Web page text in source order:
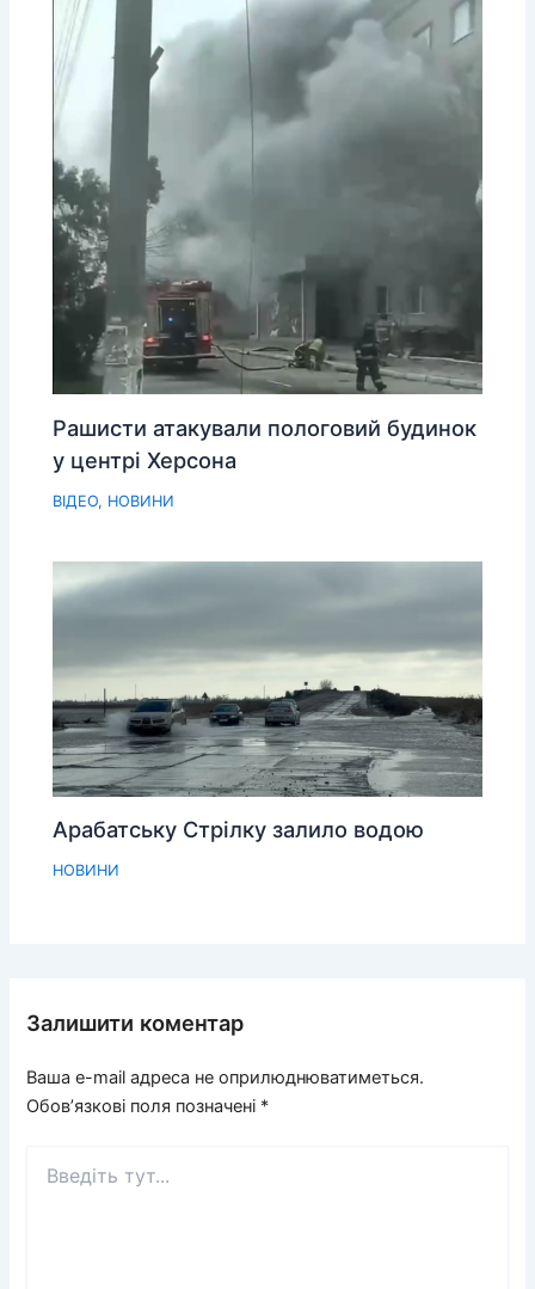
Рашисти атакували пологовий будинок
у центрі Херсона
ВІДЕО, НОВИНИ
Арабатську Стрілку залило водою
НОВИНИ
Залишити коментар
Ваша e-mail адреса не оприлюднюватиметься.
Обов’язкові поля позначені *
тут...